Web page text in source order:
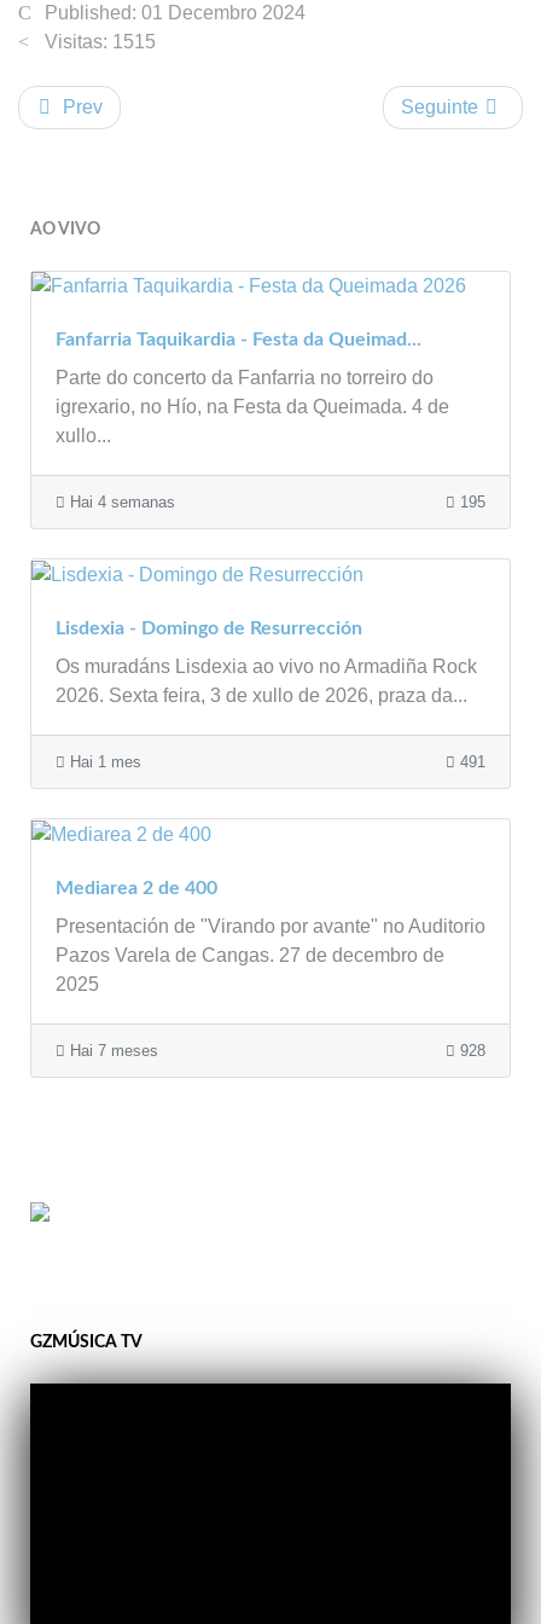
Published: 01 Decembro 2024
Visitas: 1515
Prev Seguinte
AO VIVO
Fanfarria Taquikardia - Festa da Queimad...
Parte do concerto da Fanfarria no torreiro do
igrexario, no Hío, na Festa da Queimada. 4 de
xullo...
Hai 4 semanas 195
Lisdexia - Domingo de Resurrección
Os muradáns Lisdexia ao vivo no Armadiña Rock
2026. Sexta feira, 3 de xullo de 2026, praza da...
Hai 1 mes 491
Mediarea 2 de 400
Presentación de "Virando por avante" no Auditorio
Pazos Varela de Cangas. 27 de decembro de
2025
Hai 7 meses 928
GZMÚSICA TV